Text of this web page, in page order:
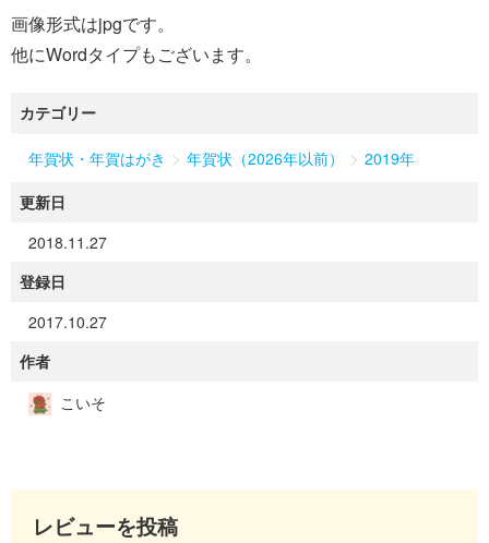
画像形式はjpgです。
他にWordタイプもございます。
カテゴリー
年賀状・年賀はがき > 年賀状（2026年以前） > 2019年
更新日
2018.11.27
登録日
2017.10.27
作者
こいそ
レビューを投稿